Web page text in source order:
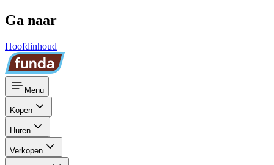
Ga naar
Hoofdinhoud
Menu
Kopen
Huren
Verkopen